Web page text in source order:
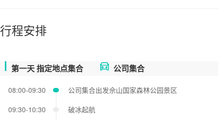
行程安排
第一天指定地点集合 公司集合
08:00-09:30
公司集合出发佘山国家森林公园景区
09:30-10:30
破冰起航